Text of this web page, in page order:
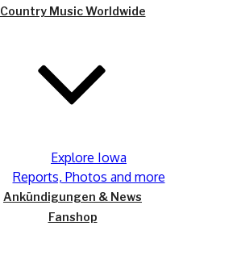
Country Music Worldwide
Explore Iowa
Reports, Photos and more
Ankündigungen & News
Fanshop